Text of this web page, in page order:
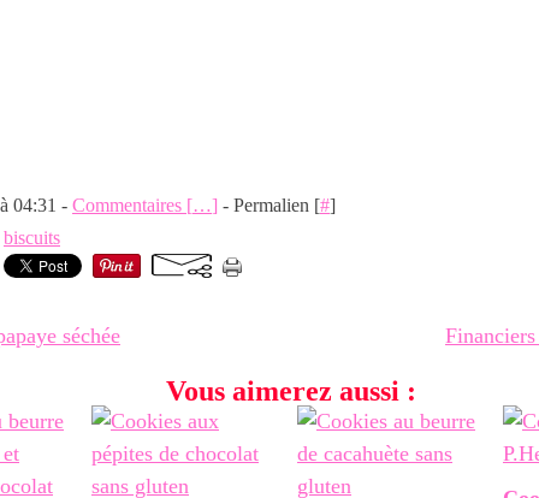
04:31 - Commentaires […] - Permalien [#]
biscuits
séchée
Vous aimerez aussi :